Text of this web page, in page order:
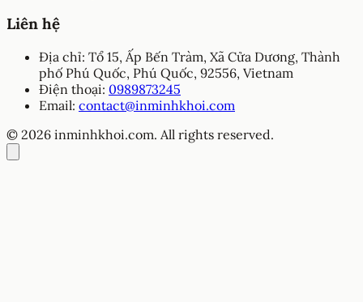
Liên hệ
Địa chỉ: Tổ 15, Ấp Bến Tràm, Xã Cửa Dương, Thành
phố Phú Quốc, Phú Quốc, 92556, Vietnam
Điện thoại: 0989873245
Email: contact@inminhkhoi.com
© 2026 inminhkhoi.com. All rights reserved.